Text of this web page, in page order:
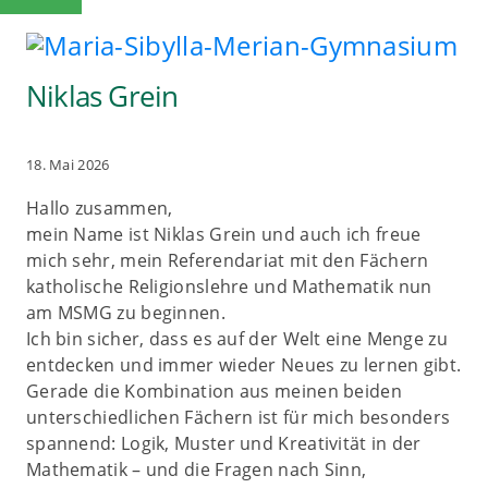
Niklas Grein
18. Mai 2026
Hallo zusammen,
mein Name ist Niklas Grein und auch ich freue
mich sehr, mein Referendariat mit den Fächern
katholische Religionslehre und Mathematik nun
am MSMG zu beginnen.
Ich bin sicher, dass es auf der Welt eine Menge zu
entdecken und immer wieder Neues zu lernen gibt.
Gerade die Kombination aus meinen beiden
unterschiedlichen Fächern ist für mich besonders
spannend: Logik, Muster und Kreativität in der
Mathematik – und die Fragen nach Sinn,